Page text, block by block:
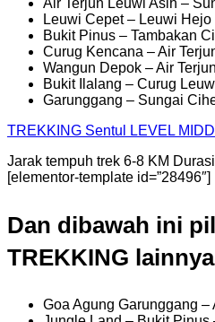
Air Terjun Leuwi Asih –
Leuwi Cepet – Leuwi Hejo
Bukit Pinus – Tambakan
Curug Kencana – Air
Wangun Depok – Air
Bukit Ilalang – Curug
Garunggang – Sungai
TREKKING Sentul
LEVEL
Jarak tempuh trek 6-8 KM
[elementor-template id=”28496″]
Dan dibawah ini
TREKKING lainnya
Goa Agung Garunggang –